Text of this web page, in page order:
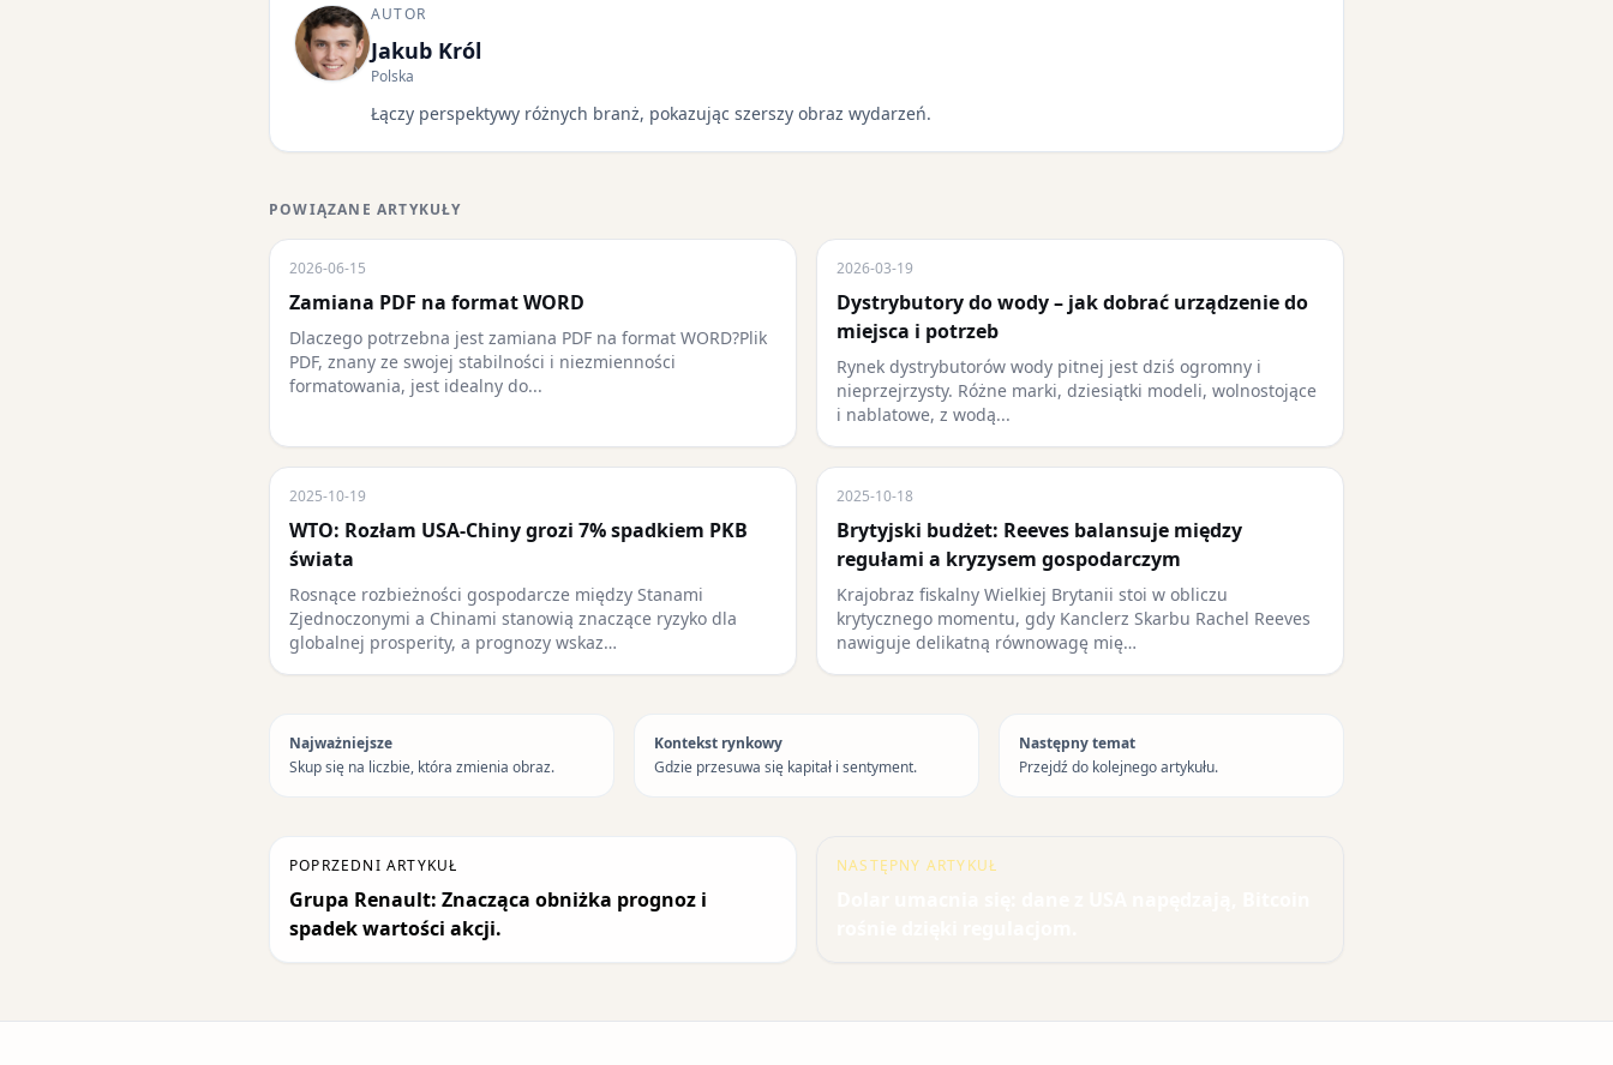
AUTOR
Jakub Król
Polska
Łączy perspektywy różnych branż, pokazując szerszy obraz wydarzeń.
POWIĄZANE ARTYKUŁY
2026-06-15
Zamiana PDF na format WORD
Dlaczego potrzebna jest zamiana PDF na format WORD?Plik
PDF, znany ze swojej stabilności i niezmienności
formatowania, jest idealny do...
2026-03-19
Dystrybutory do wody – jak dobrać urządzenie do
miejsca i potrzeb
Rynek dystrybutorów wody pitnej jest dziś ogromny i
nieprzejrzysty. Różne marki, dziesiątki modeli, wolnostojące
i nablatowe, z wodą...
2025-10-19
WTO: Rozłam USA-Chiny grozi 7% spadkiem PKB
świata
Rosnące rozbieżności gospodarcze między Stanami
Zjednoczonymi a Chinami stanowią znaczące ryzyko dla
globalnej prosperity, a prognozy wskaz…
2025-10-18
Brytyjski budżet: Reeves balansuje między
regułami a kryzysem gospodarczym
Krajobraz fiskalny Wielkiej Brytanii stoi w obliczu
krytycznego momentu, gdy Kanclerz Skarbu Rachel Reeves
nawiguje delikatną równowagę mię…
Najważniejsze
Skup się na liczbie, która zmienia obraz.
Kontekst rynkowy
Gdzie przesuwa się kapitał i sentyment.
Następny temat
Przejdź do kolejnego artykułu.
POPRZEDNI ARTYKUŁ
Grupa Renault: Znacząca obniżka prognoz i
spadek wartości akcji.
NASTĘPNY ARTYKUŁ